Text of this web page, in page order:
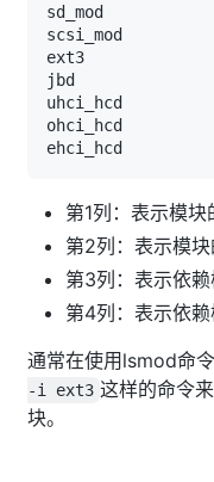
第1列：表示模块
第2列：表示模块
第3列：表示依赖
第4列：表示依赖
通常在使用lsmod命
-i ext3 这样的命令
块。